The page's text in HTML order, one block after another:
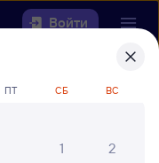
Войти
ж/д
42 млн путешествуют с
ПТ СБ ВС
1
2